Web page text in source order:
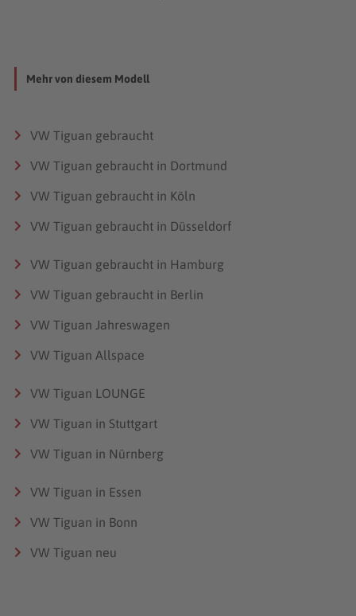
Mehr von diesem Modell
VW Tiguan gebraucht
VW Tiguan gebraucht in Dortmund
VW Tiguan gebraucht in Köln
VW Tiguan gebraucht in Düsseldorf
VW Tiguan gebraucht in Hamburg
VW Tiguan gebraucht in Berlin
VW Tiguan Jahreswagen
VW Tiguan Allspace
VW Tiguan LOUNGE
VW Tiguan in Stuttgart
VW Tiguan in Nürnberg
VW Tiguan in Essen
VW Tiguan in Bonn
VW Tiguan neu